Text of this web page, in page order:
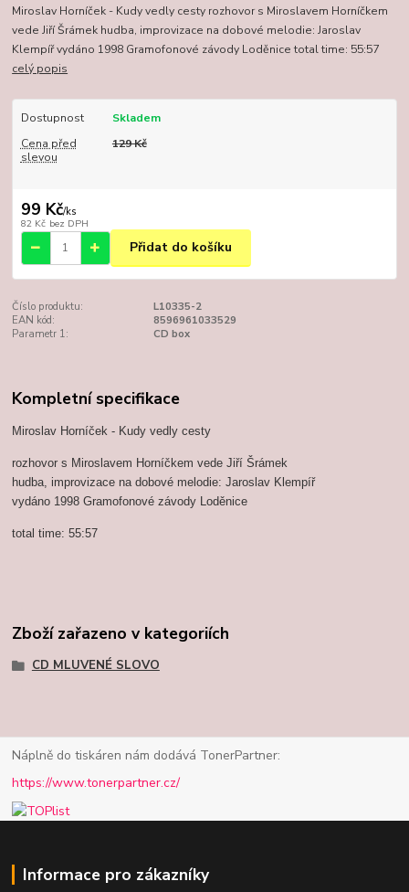
Miroslav Horníček - Kudy vedly cesty rozhovor s Miroslavem Horníčkem
vede Jiří Šrámek hudba, improvizace na dobové melodie: Jaroslav
Klempíř vydáno 1998 Gramofonové závody Loděnice total time: 55:57
celý popis
Dostupnost
Skladem
Cena před
slevou
129 Kč
99 Kč/ks
82 Kč bez DPH
Přidat do košíku
Číslo produktu:
L10335-2
EAN kód:
8596961033529
Parametr 1:
CD box
Kompletní specifikace
Miroslav Horníček - Kudy vedly cesty
rozhovor s Miroslavem Horníčkem vede Jiří Šrámek
hudba, improvizace na dobové melodie: Jaroslav Klempíř
vydáno 1998 Gramofonové závody Loděnice
total time: 55:57
Zboží zařazeno v kategoriích
CD MLUVENÉ SLOVO
Náplně do tiskáren nám dodává TonerPartner:
https://www.tonerpartner.cz/
Informace pro zákazníky